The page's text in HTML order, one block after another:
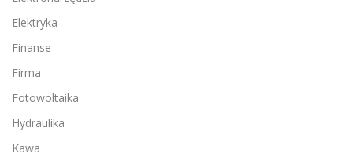
Elektryka
Finanse
Firma
Fotowoltaika
Hydraulika
Kawa